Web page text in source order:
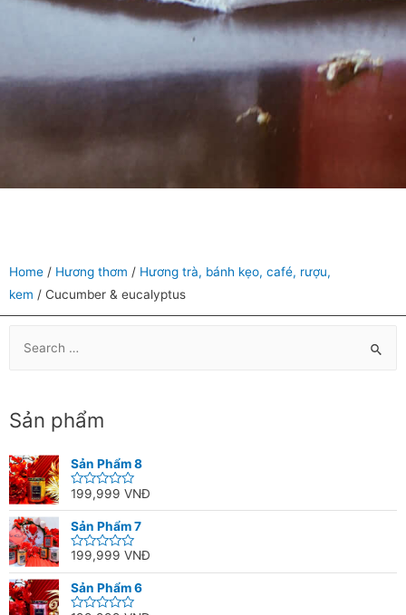
Home / Hương thơm / Hương trà, bánh kẹo, café, rượu,
kem / Cucumber & eucalyptus
Sản phẩm
Sản Phẩm 8
Rated
0
out
of
5
199,999 VNĐ
Sản Phẩm 7
Rated
0
out
of
5
199,999 VNĐ
Sản Phẩm 6